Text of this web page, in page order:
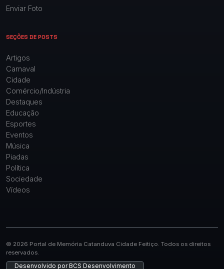
Enviar Foto
SEÇÕES DE POSTS
Artigos
Carnaval
Cidade
Comércio/Indústria
Destaques
Educação
Esportes
Eventos
Música
Piadas
Política
Sociedade
Vídeos
© 2026 Portal de Memória Catanduva Cidade Feitiço. Todos os direitos
reservados.
Desenvolvido porBCS Desenvolvimento